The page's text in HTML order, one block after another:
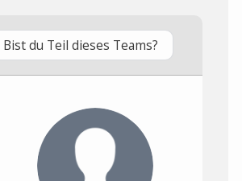
Bist du Teil dieses Teams?